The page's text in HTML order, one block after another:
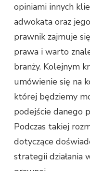
opiniami innych
adwokata oraz
prawnik zajmuje
prawa i warto
branży. Kolejnym
umówienie się na
której będziemy
podejście danego
Podczas takiej
dotyczące
strategii działania